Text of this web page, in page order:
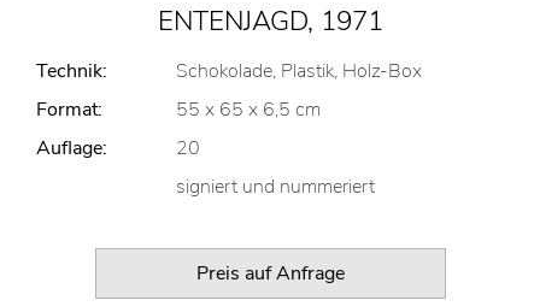
ENTENJAGD, 1971
Technik:
Schokolade, Plastik, Holz-Box
Format:
55 x 65 x 6,5 cm
Auflage:
20
signiert und nummeriert
Preis auf Anfrage